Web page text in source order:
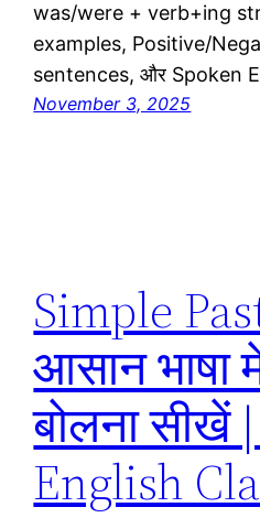
was/were + verb+ing
examples, Positive/
sentences, और Spoken
November 3, 2025
Simple
आसान भाषा
बोलना सीखें
English